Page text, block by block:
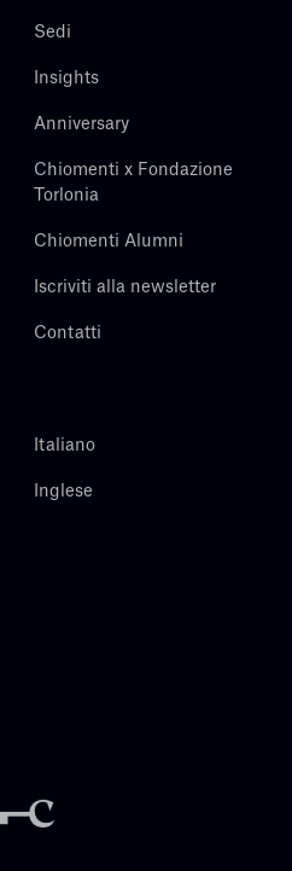
Sedi
Insights
Anniversary
Chiomenti x Fondazione
Torlonia
Chiomenti Alumni
Iscriviti alla newsletter
Contatti
Italiano
Inglese